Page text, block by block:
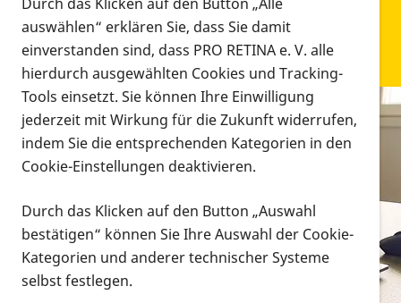
Infomaterial
Infomaterial
Vorlesen
Alle Infomaterialien in verschiedenen
Formaten an einem Ort
auswählen“ erklären Sie, dass Sie damit
einverstanden sind, dass PRO RETINA e. V. alle
hierdurch ausgewählten Cookies und Tracking-
Tools einsetzt. Sie können Ihre Einwilligung
jederzeit mit Wirkung für die Zukunft widerrufen,
indem Sie die entsprechenden Kategorien in den
Cookie-Einstellungen deaktivieren.
Durch das Klicken auf den Button „Auswahl
bestätigen“ können Sie Ihre Auswahl der Cookie-
Kategorien und anderer technischer Systeme
selbst festlegen.